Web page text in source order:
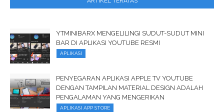
YTMINIBARX MENGELILINGI SUDUT-SUDUT MINI
BAR DI APLIKASI YOUTUBE RESMI
APLIKASI
PENYEGARAN APLIKASI APPLE TV YOUTUBE
DENGAN TAMPILAN MATERIAL DESIGN ADALAH
PENGALAMAN YANG MENGERIKAN
APLIKASI APP STORE